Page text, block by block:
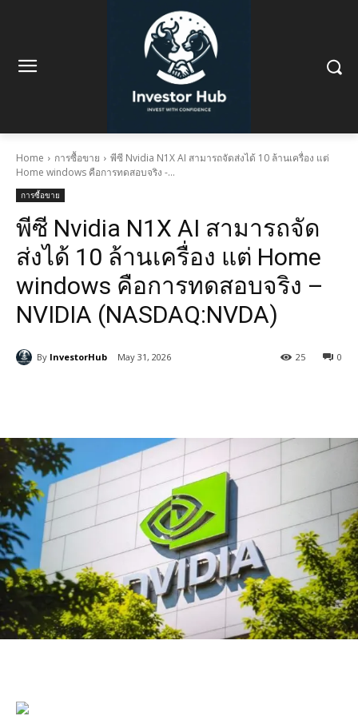
Home การซื้อขาย
พีซี Nvidia N1X AI สามารถจัดส่งได้ 10 ล้านเครื่อง แต่
Home windows คือการทดสอบจริง -...
การซื้อขาย
พีซี Nvidia N1X AI สามารถจัด
ส่งได้ 10 ล้านเครื่อง แต่ Home
windows คือการทดสอบจริง –
NVIDIA (NASDAQ:NVDA)
By InvestorHub May 31, 2026 0
25